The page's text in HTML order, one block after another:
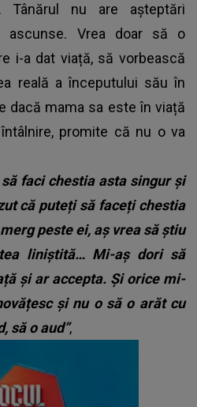
Tânărul nu are așteptări
ascunse. Vrea doar să o
i-a dat viață, să vorbească
reală a începutului său în
dacă mama sa este în viață
promite că nu o va
faci chestia asta singur și
că puteți să faceți chestia
peste ei, aș vrea să știu
liniștită… Mi-aș dori să
și ar accepta. Și orice mi-
și nu o să o arăt cu
să o aud”,